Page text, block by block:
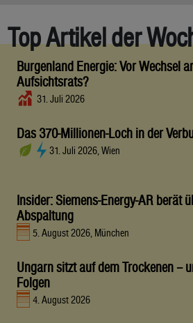
Top Artikel der
Burgenland Energie: Vor Wechsel
Aufsichtsrats?
31. Juli 2026
Das 370-Millionen-Loch in der
31. Juli 2026, Wien
Insider: Siemens-Energy-AR berät
Abspaltung
5. August 2026, München
Ungarn sitzt auf dem Trockenen –
Folgen
4. August 2026